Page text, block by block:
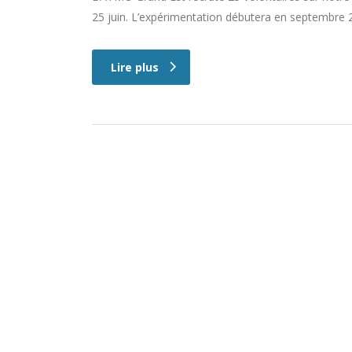
25 juin. L’expérimentation débutera en septembre
Lire plus